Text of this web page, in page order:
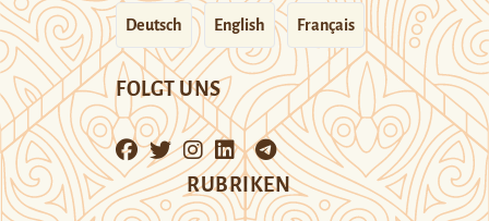
Deutsch English Français
FOLGT UNS
RUBRIKEN